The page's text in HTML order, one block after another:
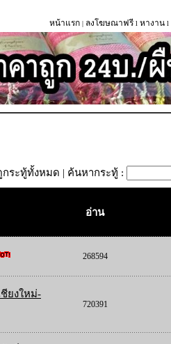
หน้าแรก | ลงโฆษณาฟรี l หางาน l
กระทู้ทั้งหมด | ค้นหากระทู้ :
อ่าน
268594
ยงใหม่-
720391